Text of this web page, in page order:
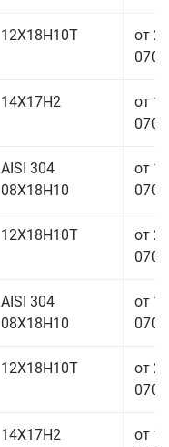
12Х18Н10Т
от
14Х17Н2
от
AISI 304
08Х18Н10
от
12Х18Н10Т
от
AISI 304
08Х18Н10
от
12Х18Н10Т
от
14Х17Н2
от